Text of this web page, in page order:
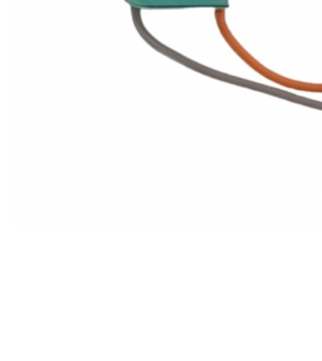
Smartwatch-Uri
STAND UP PADDLES